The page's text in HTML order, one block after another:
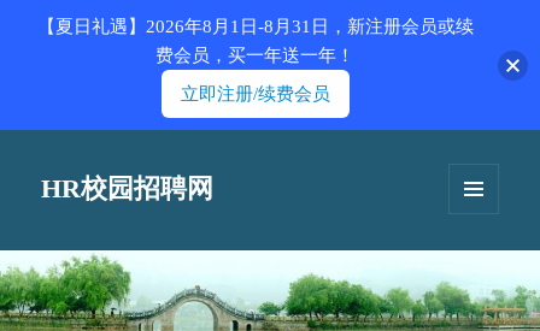
HR校园招聘网
【夏日礼遇】2026年8月1日-8月31日，新注册会员或续
费会员，买一年送一年！
立即注册/续费会员